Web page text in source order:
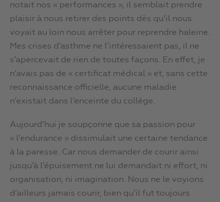
notait nos « performances », il semblait prendre
plaisir à nous retirer des points dès qu’il nous
voyait au loin nous arrêter pour reprendre haleine.
Mes crises d’asthme ne l’intéressaient pas, il ne
s’apercevait de rien de toutes façons. En effet, je
n’avais pas de « certificat médical » et, sans cette
reconnaissance officielle, aucune maladie
n’existait dans l’enceinte du collège.
Aujourd’hui je soupçonne que sa passion pour
« l’endurance » dissimulait une certaine tendance
à la paresse. Car nous demander de courir ainsi
jusqu’à l’épuisement ne lui demandait ni effort, ni
organisation, ni imagination. Nous ne le voyions
d’ailleurs jamais courir, bien qu’il fut toujours